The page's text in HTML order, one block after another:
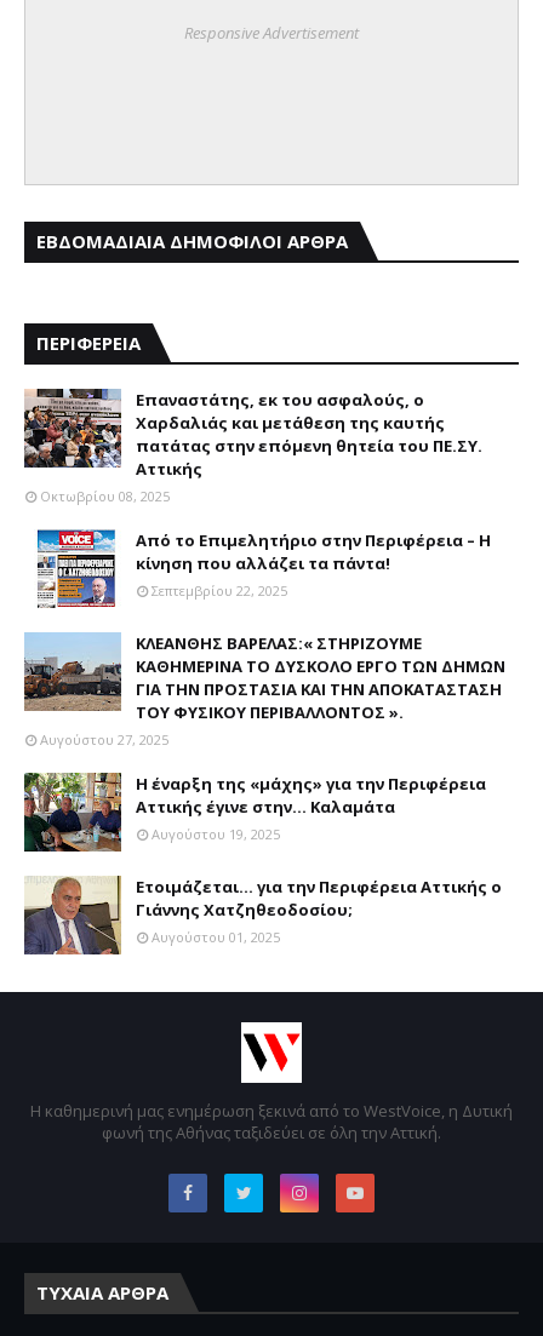
Responsive Advertisement
ΕΒΔΟΜΑΔΙΑΙΑ ΔΗΜΟΦΙΛΟΙ ΑΡΘΡΑ
ΠΕΡΙΦΕΡΕΙΑ
Επαναστάτης, εκ του ασφαλούς, ο
Χαρδαλιάς και μετάθεση της καυτής
πατάτας στην επόμενη θητεία του ΠΕ.ΣΥ.
Αττικής
Οκτωβρίου 08, 2025
Από το Επιμελητήριο στην Περιφέρεια – Η
κίνηση που αλλάζει τα πάντα!
Σεπτεμβρίου 22, 2025
ΚΛΕΑΝΘΗΣ ΒΑΡΕΛΑΣ:« ΣΤΗΡΙΖΟΥΜΕ
ΚΑΘΗΜΕΡΙΝΑ ΤΟ ΔΥΣΚΟΛΟ ΕΡΓΟ ΤΩΝ ΔΗΜΩΝ
ΓΙΑ ΤΗΝ ΠΡΟΣΤΑΣΙΑ ΚΑΙ ΤΗΝ ΑΠΟΚΑΤΑΣΤΑΣΗ
ΤΟΥ ΦΥΣΙΚΟΥ ΠΕΡΙΒΑΛΛΟΝΤΟΣ ».
Αυγούστου 27, 2025
Η έναρξη της «μάχης» για την Περιφέρεια
Αττικής έγινε στην... Καλαμάτα
Αυγούστου 19, 2025
Ετοιμάζεται... για την Περιφέρεια Αττικής ο
Γιάννης Χατζηθεοδοσίου;
Αυγούστου 01, 2025
Η καθημερινή μας ενημέρωση ξεκινά από το WestVoice, η Δυτική
φωνή της Αθήνας ταξιδεύει σε όλη την Αττική.
ΤΥΧΑΙΑ ΑΡΘΡΑ